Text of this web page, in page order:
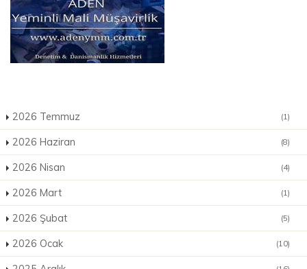
2026 Temmuz (1)
2026 Haziran (8)
2026 Nisan (4)
2026 Mart (1)
2026 Şubat (5)
2026 Ocak (10)